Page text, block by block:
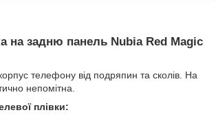
на задню панель Nubia Red Magic
телефону від подряпин та сколів. На
непомітна.
плівки: